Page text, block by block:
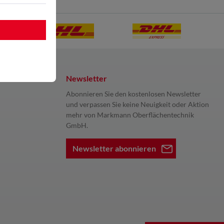
Newsletter
Abonnieren Sie den kostenlosen Newsletter
und verpassen Sie keine Neuigkeit oder Aktion
mehr von Markmann Oberflächentechnik
GmbH.
Newsletter abonnieren